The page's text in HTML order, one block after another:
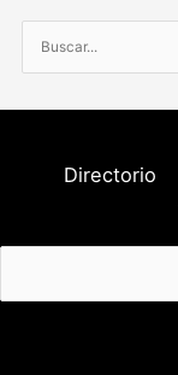
u
s
o
:
Directorio